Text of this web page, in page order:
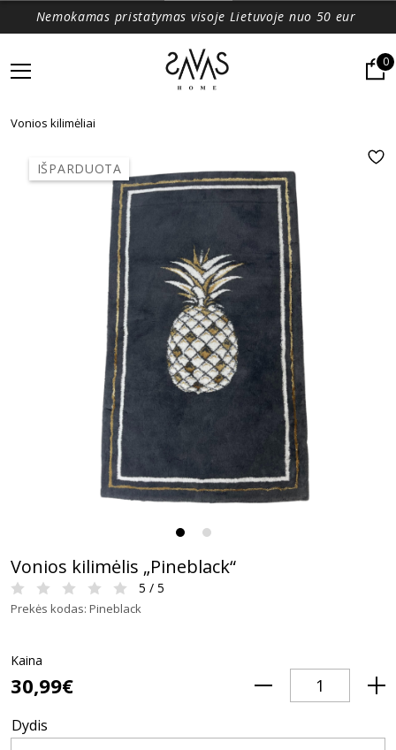
Nemokamas pristatymas visoje Lietuvoje nuo 50 eur
0
Vonios kilimėliai
IŠPARDUOTA
Vonios kilimėlis „Pineblack“
5 / 5
Prekės kodas: Pineblack
Kaina
30,99€
Dydis